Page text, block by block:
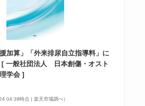
援加算」「外来排尿自立指導料」に
[ 一般社団法人 日本創傷・オスト
学会 ]
04:39時点 | 楽天市場調べ）